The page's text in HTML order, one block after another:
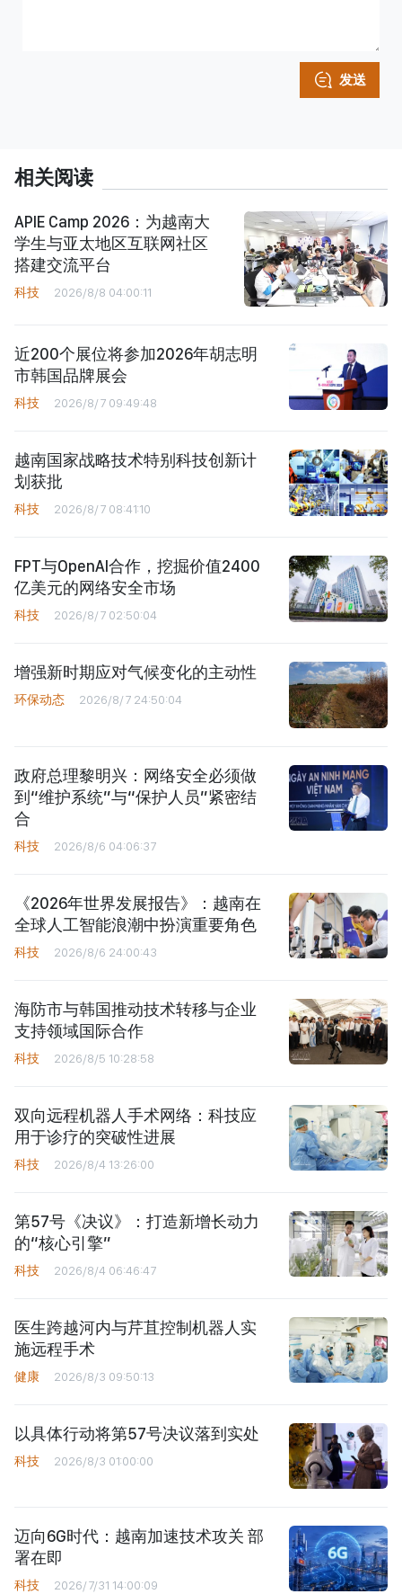
发送
相关阅读
APIE Camp 2026：为越南大
学生与亚太地区互联网社区
搭建交流平台
科技 2026/8/8 04:00:11
近200个展位将参加2026年胡志明
市韩国品牌展会
科技 2026/8/7 09:49:48
越南国家战略技术特别科技创新计
划获批
科技 2026/8/7 08:41:10
FPT与OpenAI合作，挖掘价值2400
亿美元的网络安全市场
科技 2026/8/7 02:50:04
增强新时期应对气候变化的主动性
环保动态 2026/8/7 24:50:04
政府总理黎明兴：网络安全必须做
到“维护系统”与“保护人员”紧密结
合
科技 2026/8/6 04:06:37
《2026年世界发展报告》：越南在
全球人工智能浪潮中扮演重要角色
科技 2026/8/6 24:00:43
海防市与韩国推动技术转移与企业
支持领域国际合作
科技 2026/8/5 10:28:58
双向远程机器人手术网络：科技应
用于诊疗的突破性进展
科技 2026/8/4 13:26:00
第57号《决议》：打造新增长动力
的“核心引擎”
科技 2026/8/4 06:46:47
医生跨越河内与芹苴控制机器人实
施远程手术
健康 2026/8/3 09:50:13
以具体行动将第57号决议落到实处
科技 2026/8/3 01:00:00
迈向6G时代：越南加速技术攻关 部
署在即
科技 2026/7/31 14:00:09